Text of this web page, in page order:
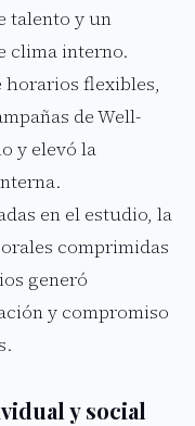
talento y un
clima interno.
horarios flexibles,
de Well-
y elevó la
en el estudio, la
comprimidas
generó
y compromiso
y social